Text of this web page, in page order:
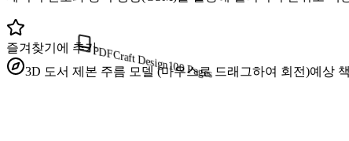
즐겨찾기에 추가
3D 도서 제본 주름 모델 (마우스로 드래그하여 회전)예상
PDFCraft Design100Pages